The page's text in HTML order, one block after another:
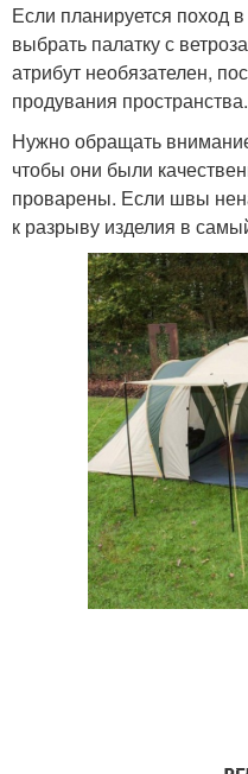
Если планируется поход
выбрать палатку с
атрибут необязателен,
продувания пространства.
Нужно обращать
чтобы они были
проварены. Если швы
к разрыву изделия в